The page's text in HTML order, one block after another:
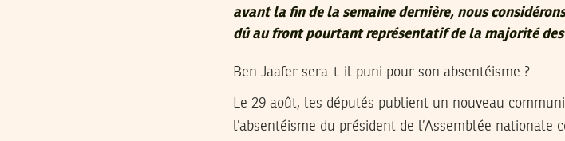
avant la fin de la semaine dernière, nous
dû au front pourtant représentatif de la majorité
Ben Jaafer sera-t-il puni pour son absentéisme ?
Le 29 août, les députés publient un nouveau
l’absentéisme du président de l’Assemblée